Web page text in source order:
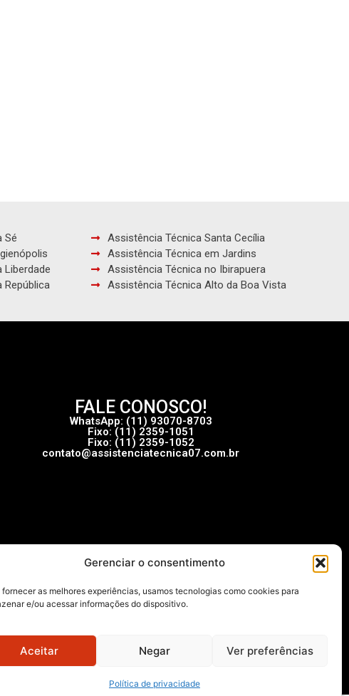
Gerenciar o consentimento
fornecer as melhores experiências, usamos tecnologias como cookies para
e/ou acessar informações do dispositivo.
Aceitar Negar Ver preferências
Política de privacidade
Sé
Liberdade
República
Assistência Técnica Santa Cecília
Assistência Técnica em Jardins
Assistência Técnica no Ibirapuera
Assistência Técnica Alto da Boa Vista
FALE CONOSCO!
WhatsApp: (11) 93070-8703
Fixo: (11) 2359-1051
Fixo: (11) 2359-1052
contato@assistenciatecnica07.com.br